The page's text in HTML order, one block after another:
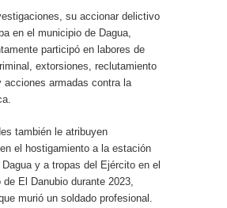
su accionar delictivo
en el municipio de Dagua,
participó en labores de
extorsiones, reclutamiento
acciones armadas contra la
también le atribuyen
el hostigamiento a la estación
y a tropas del Ejército en el
de El Danubio durante 2023,
murió un soldado profesional.